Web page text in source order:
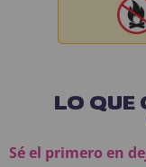
LO QUE
Sé el primero en